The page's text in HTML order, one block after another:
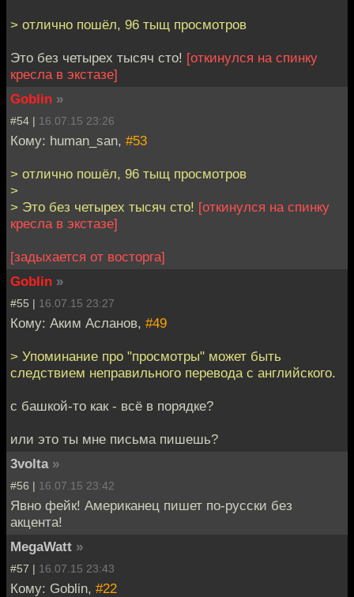
> отлично пошёл, 96 тыщ просмотров
Это без четырех тысяч сто! [откинулся на спинку
кресла в экстазе]
Goblin »
#54 | 16.07.15 23:26
Кому: human_san, #53
> отлично пошёл, 96 тыщ просмотров
>
> Это без четырех тысяч сто! [откинулся на спинку
кресла в экстазе]
[задыхается от восторга]
Goblin »
#55 | 16.07.15 23:27
Кому: Аким Асланов, #49
> Упоминание про "просмотры" может быть
следствием неправильного перевода с английского.
с башкой-то как - всё в порядке?
или это ты мне письма пишешь?
3volta »
#56 | 16.07.15 23:42
Явно фейк! Американец пишет по-русски без
акцента!
MegaWatt »
#57 | 16.07.15 23:43
Кому: Goblin, #22